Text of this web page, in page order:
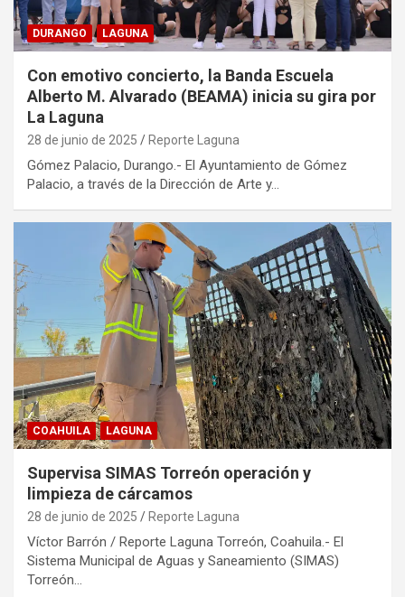
DURANGO LAGUNA
Con emotivo concierto, la Banda Escuela
Alberto M. Alvarado (BEAMA) inicia su gira por
La Laguna
28 de junio de 2025 Reporte Laguna
Gómez Palacio, Durango.- El Ayuntamiento de Gómez
Palacio, a través de la Dirección de Arte y…
COAHUILA LAGUNA
Supervisa SIMAS Torreón operación y
limpieza de cárcamos
28 de junio de 2025 Reporte Laguna
Víctor Barrón / Reporte Laguna Torreón, Coahuila.- El
Sistema Municipal de Aguas y Saneamiento (SIMAS)
Torreón…